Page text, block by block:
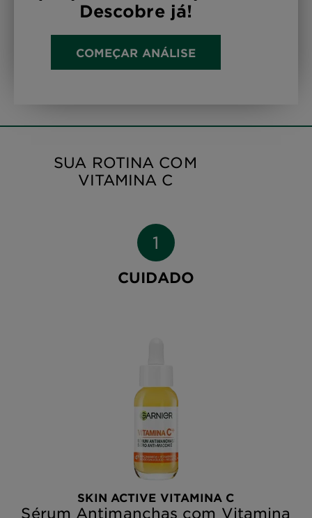
Descobre já!
COMEÇAR ANÁLISE
SUA ROTINA COM
VITAMINA C
CUIDADO
SKIN ACTIVE VITAMINA C
Sérum Antimanchas com Vitamina